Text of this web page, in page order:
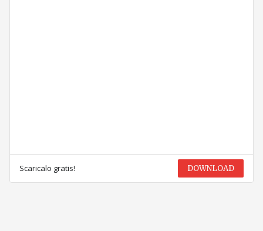
Scaricalo gratis! DOWNLOAD